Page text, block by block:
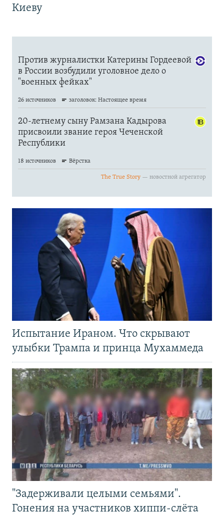
Киеву
Испытание Ираном. Что скрывают
улыбки Трампа и принца Мухаммеда
"Задерживали целыми семьями".
Гонения на участников хиппи-слёта